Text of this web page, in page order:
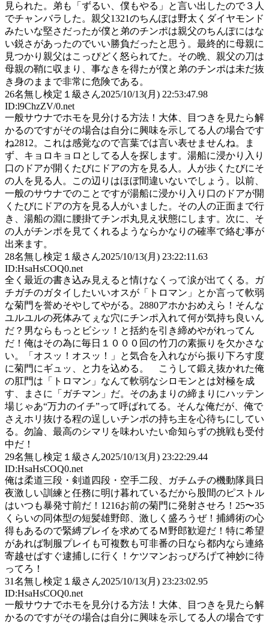
見られた。弟も「ずるい、僕もやる」と言い出したので３人
でチャンバラした。親父1321のちんぽは野太くダイヤモンド
みたいな堅さだったが僕と弟のチンポは親父のちんぽにはな
い鋭さがあったのでいい勝負だったと思う。最終的に母親に
見つかり親父はこっぴどく怒られてた。その晩、親父の刀は
母親の鞘に収まり、事なきを得たが僕と弟のチンポは未だ抜
き身のままで非常に危険である。
26名無し検定１級さん2025/10/13(月) 22:53:47.98
ID:l9ChzZV/0.net
一般サウナでホモを見分ける方法！大体、目つきを見たら解
かるのですがその場合は自分に興味を示してる人の場合です
ね2812。これは感覚なので言葉では言い表せませんね。ま
ず、キョロキョロとしてる人を探します。湯船に浸かり入り
口のドアが開くたびにドアの方を見る人。人が歩くたびにそ
の人を見る人。この辺りはほぼ間違いないでしょう。以前、
一般のサウナでのことですが湯船に浸かり入り口のドアが開
くたびにドアの方を見る人がいました。その人の正面まで行
き、湯船の淵に腰掛てチンポ丸見え状態にします。次に、そ
の人がチンポを見てくれるようならかなりの確率で絡む事が
出来ます。
28名無し検定１級さん2025/10/13(月) 23:22:11.63
ID:HsaHsCOQ0.net
全く最近の書き込み見えると情けなくって涙が出てくる。ガ
チガチのガタイしたいいオスが「トロマン」とか言って軟弱
な菊門を誉めそやしてやがる。2880アホかおめえら！そんな
ユルユルの死体みてぇな穴にチンポ入れて何が気持ち良いん
だ？男ならもっとビシッ！と括約を引き締めやがれってん
だ！俺はその為に毎日１０００回の竹刀の素振りを欠かさな
い。「オスッ！オスッ！」と気合を入れながら振り下ろす度
に菊門にギュッ、と力を込める。 こうして鍛え抜かれた俺
の肛門は「トロマン」なんて軟弱なシロモンとは対極を成
す、まさに「ガチマン」だ。そのあまりの締まりにハッテン
場じゃあ“万力のイチ”って呼ばれてる。そんな俺だが、俺で
さえホリ抜ける程の逞しいチンポの持ち主を心待ちにしてい
る。勿論、最高のシマリを味わいたい命知らずの挑戦も受付
中だ！
29名無し検定１級さん2025/10/13(月) 23:22:29.44
ID:HsaHsCOQ0.net
俺は柔道三段・剣道四段・空手二段、ガチムチの機動隊員日
夜激しい訓練と任務に明け暮れているだから股間のピストル
はいつも暴発寸前だ！1216お前の菊門に発射させろ！25〜35
くらいの同体型の短髪雄野郎、激しく盛ろうぜ！捕縛術の心
得もあるので緊縛プレイを求めてるＭ野郎歓迎だ！特に希望
があれば制服プレイも可複数も可非番の日なら都内なら連絡
寄越せばすぐ逮捕しに行く！ケツマンおっぴろげて神妙に待
ってろ！
31名無し検定１級さん2025/10/13(月) 23:23:02.95
ID:HsaHsCOQ0.net
一般サウナでホモを見分ける方法！大体、目つきを見たら解
かるのですがその場合は自分に興味を示してる人の場合です